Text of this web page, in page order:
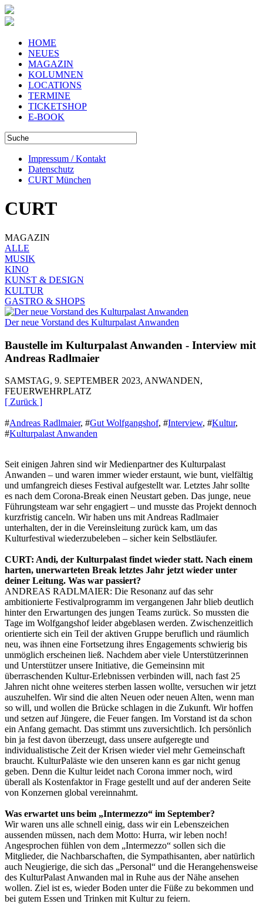
HOME
NEUES
MAGAZIN
KOLUMNEN
LOCATIONS
TERMINE
TICKETSHOP
E-BOOK
Impressum / Kontakt
Datenschutz
CURT München
CURT
MAGAZIN
ALLE
MUSIK
KINO
KUNST & DESIGN
KULTUR
GASTRO & SHOPS
Der neue Vorstand des Kulturpalast Anwanden
Baustelle im Kulturpalast Anwanden - Interview mit
Andreas Radlmaier
SAMSTAG, 9. SEPTEMBER 2023, ANWANDEN,
FEUERWEHRPLATZ
[ Zurück ]
#Andreas Radlmaier, #Gut Wolfgangshof, #Interview, #Kultur,
#Kulturpalast Anwanden
Seit einigen Jahren sind wir Medienpartner des Kulturpalast
Anwanden – und waren immer wieder erstaunt, wie bunt, vielfältig
und umfangreich dieses Festival aufgestellt war. Letztes Jahr sollte
es nach dem Corona-Break einen Neustart geben. Das junge, neue
Führungsteam war sehr engagiert – und musste das Projekt dennoch
kurzfristig canceln. Wir haben uns mit Andreas Radlmaier
unterhalten, der in die Vereinsleitung zurück kam, um das
Kulturfestival wiederzubeleben – sicher kein Selbstläufer.
CURT: Andi, der Kulturpalast findet wieder statt. Nach einem
harten, unerwarteten Break letztes Jahr jetzt wieder unter
deiner Leitung. Was war passiert?
ANDREAS RADLMAIER: Die Resonanz auf das sehr
ambitionierte Festivalprogramm im vergangenen Jahr blieb deutlich
hinter den Erwartungen des jungen Teams zurück. So mussten die
Tage im Wolfgangshof leider abgeblasen werden. Zwischenzeitlich
orientierte sich ein Teil der aktiven Gruppe beruflich und räumlich
neu, was ihnen eine Fortsetzung ihres Engagements schwierig bis
unmöglich erscheinen ließ. Nachdem aber viele Unterstützerinnen
und Unterstützer unsere Initiative, die Gemeinsinn mit
überraschenden Kultur-Erlebnissen verbinden will, nach fast 25
Jahren nicht ohne weiteres sterben lassen wollte, versuchen wir jetzt
auszuhelfen. Wir sind die alten Neuen oder neuen Alten, wenn man
so will, und wollen die Brücke schlagen in die Zukunft. Wir hoffen
und setzen auf Jüngere, die Feuer fangen. Im Vorstand ist da schon
ein Anfang gemacht. Das stimmt uns zuversichtlich. Ich persönlich
bin ja fest davon überzeugt, dass unsere aufgeregte und
individualistische Zeit der Krisen wieder viel mehr Gemeinschaft
braucht. KulturPaläste wie den unseren kann es gar nicht genug
geben. Denn die Kultur leidet nach Corona immer noch, wird
überall als Kostenfaktor in Frage gestellt und auf der anderen Seite
von Konzernen global vereinnahmt.
Was erwartet uns beim „Intermezzo“ im September?
Wir waren uns alle schnell einig, dass wir ein Lebenszeichen
aussenden müssen, nach dem Motto: Hurra, wir leben noch!
Angesprochen fühlen von dem „Intermezzo“ sollen sich die
Mitglieder, die Nachbarschaften, die Sympathisanten, aber natürlich
auch Neugierige, die sich das „Personal“ und die Herangehensweise
des KulturPalast Anwanden mal in Ruhe aus der Nähe ansehen
wollen. Ziel ist es, wieder Boden unter die Füße zu bekommen und
bei gutem Essen und Trinken mit Kultur zu feiern.